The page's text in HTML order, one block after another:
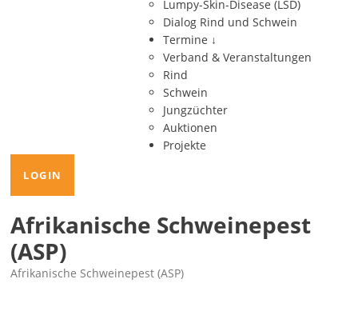
Lumpy-Skin-Disease (LSD)
Dialog Rind und Schwein
Termine ↓
Verband & Veranstaltungen
Rind
Schwein
Jungzüchter
Auktionen
Projekte
LOGIN
Afrikanische Schweinepest
(ASP)
Afrikanische Schweinepest (ASP)